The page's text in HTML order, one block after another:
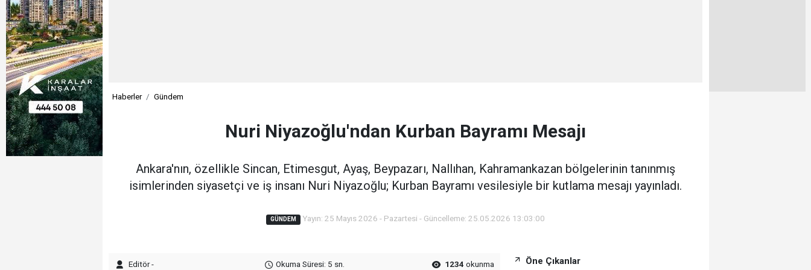
Haberler Gündem
Nuri Niyazoğlu'ndan Kurban Bayramı Mesajı
Ankara'nın, özellikle Sincan, Etimesgut, Ayaş, Beypazarı, Nallıhan, Kahramankazan bölgelerinin tanınmış
isimlerinden siyasetçi ve iş insanı Nuri Niyazoğlu; Kurban Bayramı vesilesiyle bir kutlama mesajı yayınladı.
GÜNDEM Yayın: 25 Mayıs 2026 - Pazartesi - Güncelleme: 25.05.2026 13:03:00
Editör - Okuma Süresi: 5 sn. 1234 okunma Öne Çıkanlar